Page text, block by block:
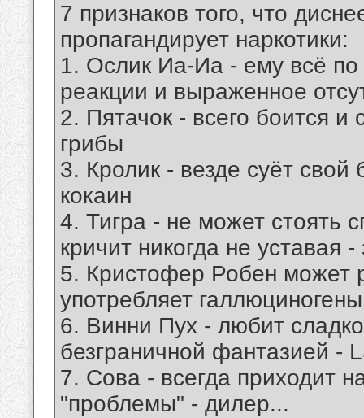
7 признаков того, что
пропагандирует наркотики:
1. Ослик Иа-Иа - ему всё по
реакции и выраженное
2. Пятачок - всего боится
грибы
3. Кролик - везде суёт
кокаин
4. Тигра - не может стоять
кричит никогда не уставая -
5. Кристофер Робен может
употребляет галлюциногены
6. Винни Пух - любит
безграничной фантазией -
7. Сова - всегда приходит
"проблемы" - дилер...